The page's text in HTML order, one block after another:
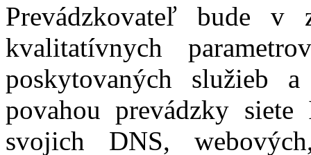
Prevádzkovateľ bude v
kvalitatívnych
poskytovaných služieb
povahou prevádzky
svojich DNS,